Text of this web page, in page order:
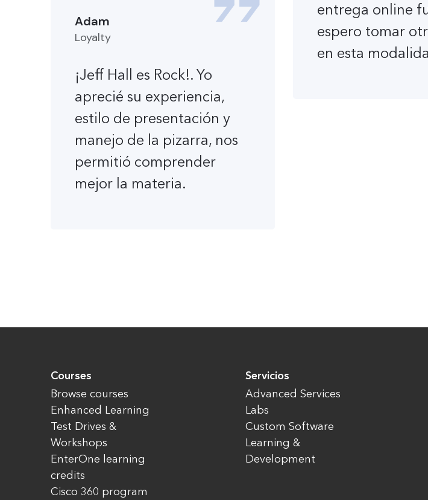
entrega online
espero tomar
en esta
Adam
Loyalty
¡Jeff Hall es Rock!. Yo
aprecié su experiencia,
estilo de presentación y
manejo de la pizarra, nos
permitió comprender
mejor la materia.
Courses
Browse courses
Enhanced Learning
Test Drives &
Workshops
EnterOne learning
credits
Cisco 360 program
Servicios
Advanced Services
Labs
Custom Software
Learning &
Development